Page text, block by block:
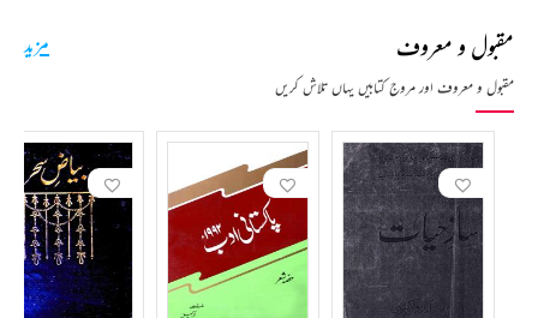
گیان چند جین کے مضامین میں بھی علم و تحقیق کی بصیرتیں ملتی ہیں۔ جین صاحب ہمارے ادبی سالاروں
میں ایک ہیں جن کی رہنمائی میں تحقیق و تنقید مسلسل آگے بڑھ رہی ہے۔ نیزلسانیاتی مطالعات کا شغف
لوگوں کو متاثر کر رہا ہے۔
مقبول و معروف
مقبول و معروف اور مروج کتابیں یہاں تلاش کریں
مزید